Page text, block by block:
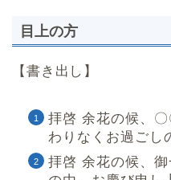
目上の方
【書き出し】
拝啓 余花の候、
わりなくお過ごし
拝啓 余花の候、